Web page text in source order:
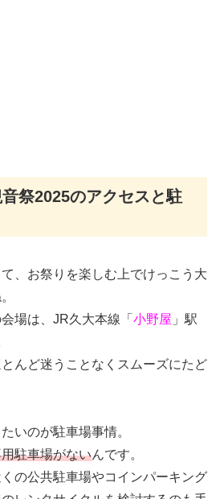
祭2025のアクセスと駐
、お祭りを楽しむ上でけっこう大
場は、JR久大本線「 小野屋 」駅
んど迷うことなくスムーズにたど
いのが駐車場事情。
駐車場がないんです。
の公共駐車場やコインパーキング